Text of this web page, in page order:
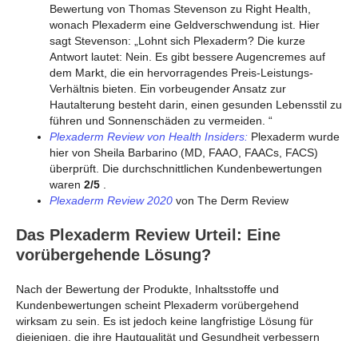
Bewertung von Thomas Stevenson zu Right Health,
wonach Plexaderm eine Geldverschwendung ist. Hier
sagt Stevenson: „Lohnt sich Plexaderm? Die kurze
Antwort lautet: Nein. Es gibt bessere Augencremes auf
dem Markt, die ein hervorragendes Preis-Leistungs-
Verhältnis bieten. Ein vorbeugender Ansatz zur
Hautalterung besteht darin, einen gesunden Lebensstil zu
führen und Sonnenschäden zu vermeiden. “
Plexaderm Review von Health Insiders: Plexaderm wurde
hier von Sheila Barbarino (MD, FAAO, FAACs, FACS)
überprüft. Die durchschnittlichen Kundenbewertungen
waren 2/5
Plexaderm Review 2020 von The Derm Review
Das Plexaderm Review Urteil: Eine
vorübergehende Lösung?
Nach der Bewertung der Produkte, Inhaltsstoffe und
Kundenbewertungen scheint Plexaderm vorübergehend
wirksam zu sein. Es ist jedoch keine langfristige Lösung für
diejenigen, die ihre Hautqualität und Gesundheit verbessern